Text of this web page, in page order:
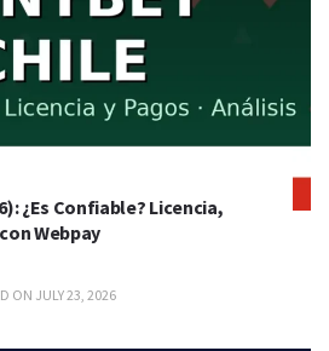
¿Es Confiable? Licencia,
Webpay
ON JULY 23, 2026